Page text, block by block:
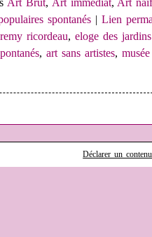
spontanés | Lien
remy ricordeau, eloge des
,art sans artistes,
Déclarer un